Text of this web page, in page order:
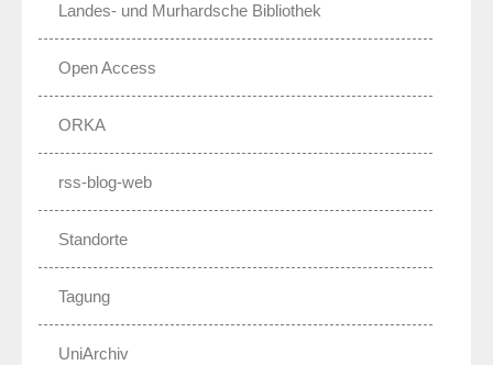
Landes- und Murhardsche Bibliothek
Open Access
ORKA
rss-blog-web
Standorte
Tagung
UniArchiv